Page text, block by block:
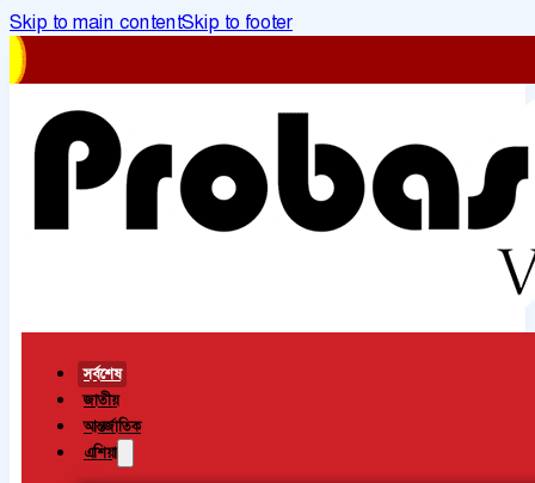
Skip to main contentSkip to footer
সর্বশেষ
জাতীয়
আন্তর্জাতিক
এশিয়া